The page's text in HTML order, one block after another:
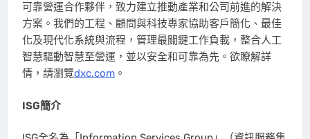
可靠營運合作夥伴，致力建立推動產業和公司前進的解決
方案。我們的工程、顧問與科技專家協助客戶簡化、最佳
化及現代化系統與流程，管理最關鍵工作負載，整合人工
智慧驅動智慧至營運，並以安全和可靠為先。欲瞭解詳
情，請瀏覽dxc.com 。
ISG簡介